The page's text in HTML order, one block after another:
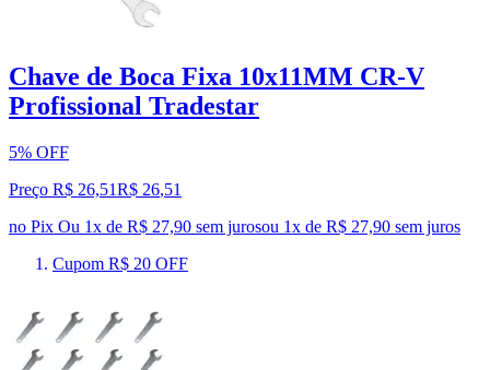
Chave de Boca Fixa 10x11MM CR-V
Profissional Tradestar
5% OFF
Preço R$ 26,51R$ 26,51
no Pix Ou 1x de R$ 27,90 sem jurosou 1x de R$ 27,90 sem juros
Cupom R$ 20 OFF